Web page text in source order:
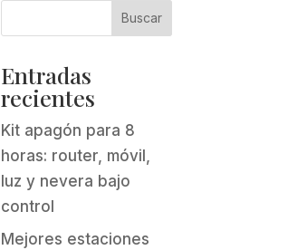
Entradas
recientes
Kit apagón para 8
horas: router, móvil,
luz y nevera bajo
control
Mejores estaciones